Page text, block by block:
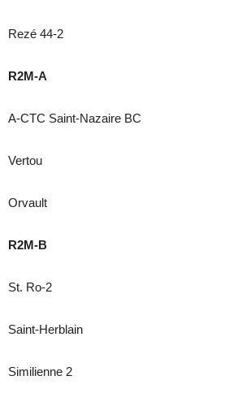
Rezé 44-2
R2M-A
A-CTC Saint-Nazaire BC
Vertou
Orvault
R2M-B
St. Ro-2
Saint-Herblain
Similienne 2